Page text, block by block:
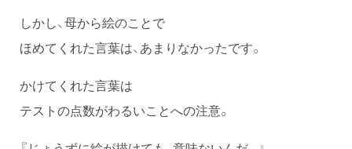
しかし、母から絵のことで
ほめてくれた言葉は、あまりなかったです。
かけてくれた言葉は
テストの点数がわるいことへの注意。